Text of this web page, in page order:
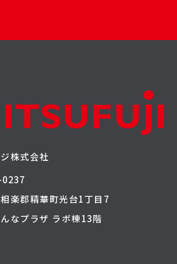
株式会社
楽郡精華町光台1丁目7
なプラザ ラボ棟13階